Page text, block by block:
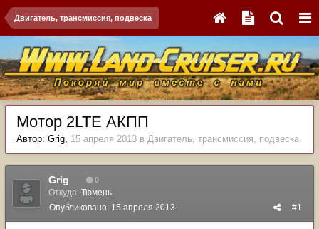
Двигатель, трансмиссия, подвеска
Мотор 2LTE АКПП
Автор: Grig, 15 апреля 2013 в Двигатель, трансмиссия, подвеска
Grig 0
Откуда: Тюмень
#1
Опубликовано: 15 апреля 2013